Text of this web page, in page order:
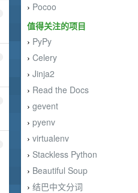
› Pocoo
值得关注的项目
› PyPy
› Celery
› Jinja2
› Read the Docs
› gevent
› pyenv
› virtualenv
› Stackless Python
› Beautiful Soup
› 结巴中文分词